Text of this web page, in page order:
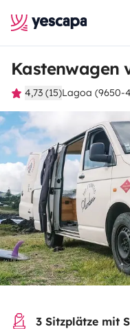
Kastenwagen
4,73 (15)Lagoa (9650-
3 Sitzplätze mit